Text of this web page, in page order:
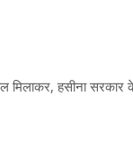
हसीना सरकार